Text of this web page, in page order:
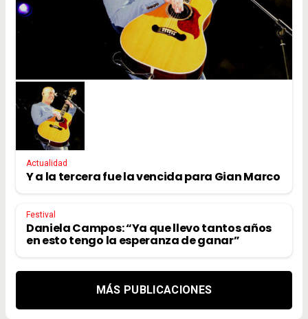
Actualidad
Y a la tercera fue la vencida para Gian Marco
Festival
Daniela Campos: “Ya que llevo tantos años
en esto tengo la esperanza de ganar”
MÁS PUBLICACIONES